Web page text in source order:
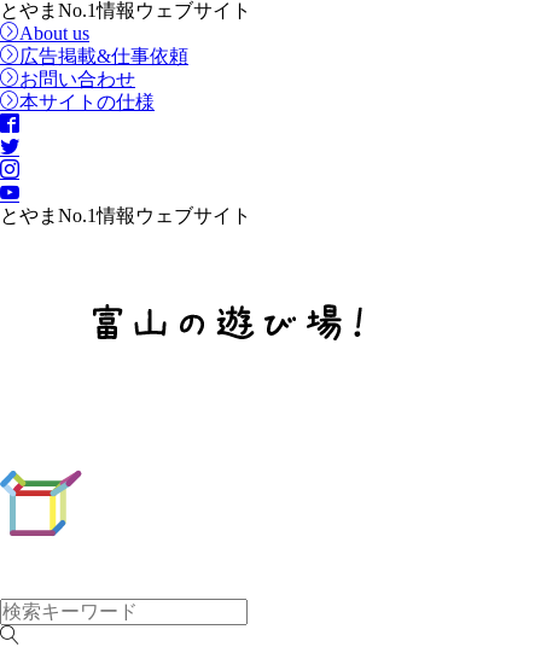
とやまNo.1情報ウェブサイト
About us
広告掲載&仕事依頼
お問い合わせ
本サイトの仕様
とやまNo.1情報ウェブサイト